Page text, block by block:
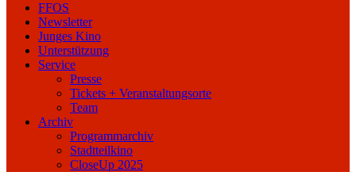
FFOS
Newsletter
Junges Kino
Unterstützung
Service
Presse
Tickets + Veranstaltungsorte
Team
Archiv
Programmarchiv
Stadtteilkino
CloseUp 2025